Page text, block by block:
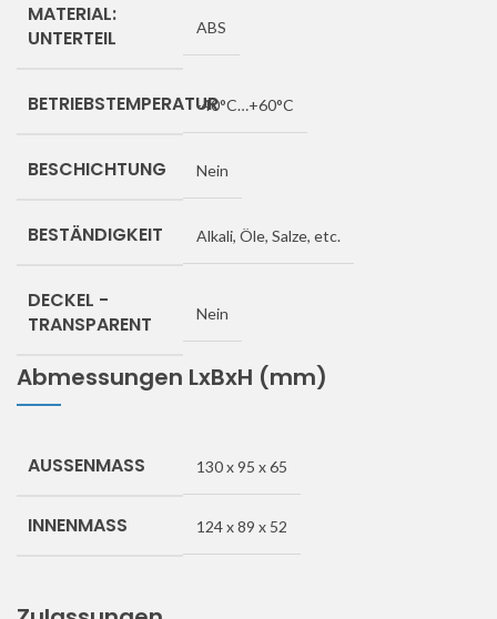
MATERIAL:
UNTERTEIL
ABS
BETRIEBSTEMPERATUR-40°C…+60°C
BESCHICHTUNG Nein
BESTÄNDIGKEIT Alkali, Öle, Salze, etc.
DECKEL -
TRANSPARENT
Nein
Abmessungen LxBxH (mm)
AUSSENMASS 130 x 95 x 65
INNENMASS 124 x 89 x 52